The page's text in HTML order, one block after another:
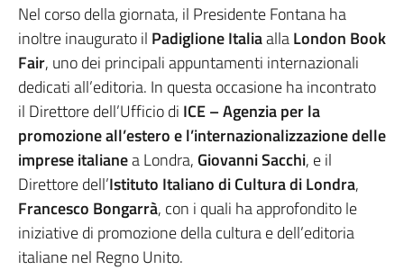
Nel corso della giornata, il Presidente Fontana ha
inoltre inaugurato il Padiglione ItaliaallaLondon Book
Fair, uno dei principali appuntamenti internazionali
dedicati all’editoria. In questa occasione ha incontrato
il Direttore dell’Ufficio di ICE – Agenzia per la
promozione all’estero e l’internazionalizzazione delle
imprese italianea Londra, Giovanni Sacchi, e il
Direttore dell’Istituto Italiano di Cultura di Londra,
Francesco Bongarrà, con i quali ha approfondito le
iniziative di promozione della cultura e dell’editoria
italiane nel Regno Unito.